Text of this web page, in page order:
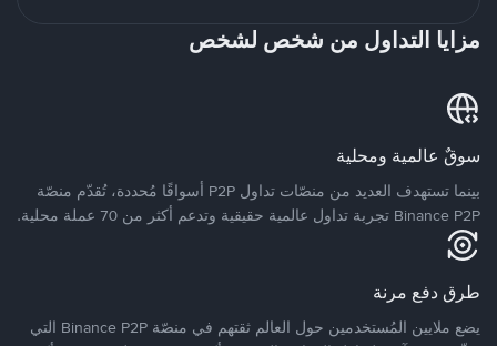
مزايا التداول من شخص لشخص
سوقٌ عالمية ومحلية
بينما تستهدف العديد من منصّات تداول P2P أسواقًا مُحددة، تُقدّم منصّة
Binance P2P تجربة تداول عالمية حقيقية وتدعم أكثر من 70 عملة محلية.
طرق دفع مرنة
يضع ملايين المُستخدمين حول العالم ثقتهم في منصّة Binance P2P التي